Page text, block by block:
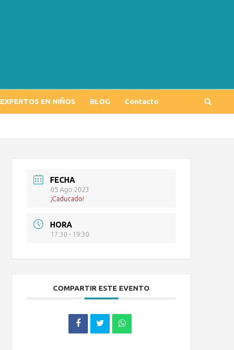
EXPERTOS EN NIÑOS BLOG Contacto
FECHA
05 Ago 2023
¡Caducado!
HORA
17:30 - 19:30
COMPARTIR ESTE EVENTO